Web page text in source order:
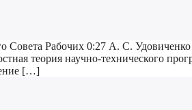
Совета Рабочих 0:27 А. С.
теория научно-технического
[…]